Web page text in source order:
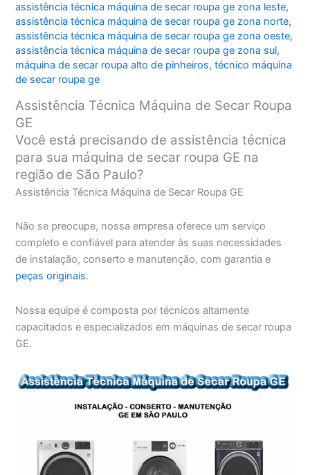
assistência técnica máquina de secar roupa ge zona leste,
assistência técnica máquina de secar roupa ge zona norte,
assistência técnica máquina de secar roupa ge zona oeste,
assistência técnica máquina de secar roupa ge zona sul,
máquina de secar roupa alto de pinheiros,técnico máquina
de secar roupa ge
Assistência Técnica Máquina de Secar Roupa
GE
Você está precisando de assistência técnica
para sua máquina de secar roupa GE na
região de São Paulo?
Assistência Técnica Máquina de Secar Roupa GE
Não se preocupe, nossa empresa oferece um serviço
completo e confiável para atender às suas necessidades
de instalação, conserto e manutenção, com garantia e
peças originais.
Nossa equipe é composta por técnicos altamente
capacitados e especializados em máquinas de secar roupa
GE.